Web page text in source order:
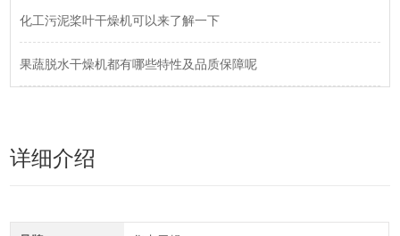
化工污泥桨叶干燥机可以来了解一下
果蔬脱水干燥机都有哪些特性及品质保障呢
详细介绍